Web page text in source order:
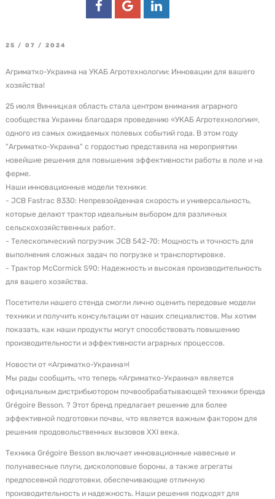
25 / 07 / 2024
Агриматко-Украина на УКАБ Агротехнологии: Инновации для вашего
хозяйства!
25 июля Винницкая область стала центром внимания аграрного
сообщества Украины благодаря проведению «УКАБ Агротехнологии»,
одного из самых ожидаемых полевых событий года. В этом году
"Агриматко-Украина" с гордостью представила на мероприятии
новейшие решения для повышения эффективности работы в поле и на
ферме.
Наши инновационные модели техники:
- JCB Fastrac 8330: Непревзойденная скорость и универсальность,
которые делают трактор идеальным выбором для различных
сельскохозяйственных работ.
- Телескопический погрузчик JCB 542-70: Мощность и точность для
выполнения сложных задач по погрузке и транспортировке.
- Трактор McCormick S90: Надежность и высокая производительность
для вашего хозяйства.
Посетители нашего стенда смогли лично оценить передовые модели
техники и получить консультации от наших специалистов. Мы хотим
показать, как наши продукты могут способствовать повышению
производительности и эффективности аграрных процессов.
Новости от «Агриматко-Украина»!
Мы рады сообщить, что теперь «Агриматко-Украина» является
официальным дистрибьютором почвообрабатывающей техники бренда
Grégoire Besson. ? Этот бренд предлагает решение для более
эффективной подготовки почвы, что является важным фактором для
решения продовольственных вызовов XXI века.
Техника Grégoire Besson включает инновационные навесные и
полунавесные плуги, дисколоповые бороны, а также агрегаты
предпосевной подготовки, обеспечивающие отличную
производительность и надежность. Наши решения подходят для